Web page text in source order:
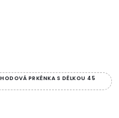
PRKÉNKA S DÉLKOU 45